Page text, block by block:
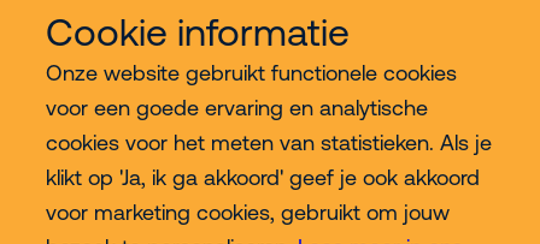
Cookie informatie
Onze website gebruikt functionele cookies
voor een goede ervaring en analytische
cookies voor het meten van statistieken. Als je
klikt op 'Ja, ik ga akkoord' geef je ook akkoord
voor marketing cookies, gebruikt om jouw
Meer Riwal
Industries